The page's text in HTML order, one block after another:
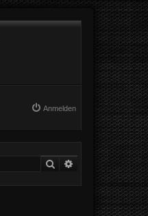
Anmelden
Suche Erweiterte Suche